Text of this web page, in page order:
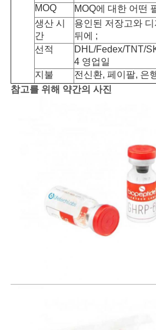
MOQ
MOQ에 대한 어떤
생산 시
간
용인된 저장고와
뒤에 ;
선적
DHL/Fedex/TNT/
4 영업일
지불
전신환, 페이팔, 은
참고를 위해 약간의 사진